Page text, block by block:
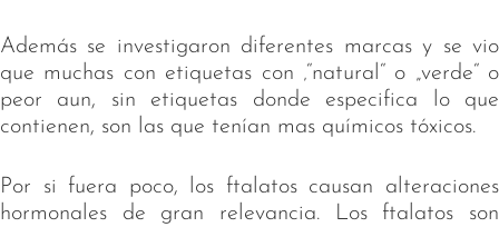
Además se investigaron diferentes marcas y se vio
que muchas con etiquetas con ‚“natural“ o „verde“ o
peor aun, sin etiquetas donde especifica lo que
contienen, son las que tenían mas químicos tóxicos.
Por si fuera poco, los ftalatos causan alteraciones
hormonales de gran relevancia. Los ftalatos son